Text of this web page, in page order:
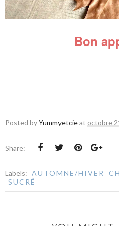
Bon
Posted byYummyetcieat octobre
Share:
Labels: AUTOMNE/HIVER
SUCRÉ